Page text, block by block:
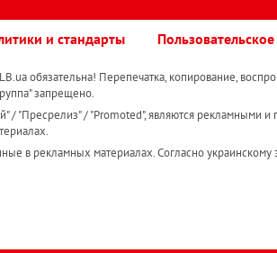
и стандарты
обязательна! Перепечатка, копирование,
запрещено.
"Пресрелиз" / "Promoted", являются рекламными и
в рекламных материалах. Согласно украинскому